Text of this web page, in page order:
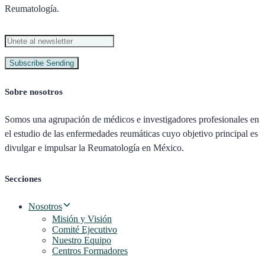
Reumatología.
Subscribe Sending
Sobre nosotros
Somos una agrupación de médicos e investigadores profesionales en
el estudio de las enfermedades reumáticas cuyo objetivo principal es
divulgar e impulsar la Reumatología en México.
Secciones
Nosotros
Misión y Visión
Comité Ejecutivo
Nuestro Equipo
Centros Formadores